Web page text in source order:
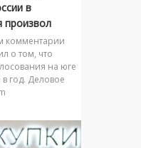
в
произвол
комментарии
о том, что
на юге
год. Деловое